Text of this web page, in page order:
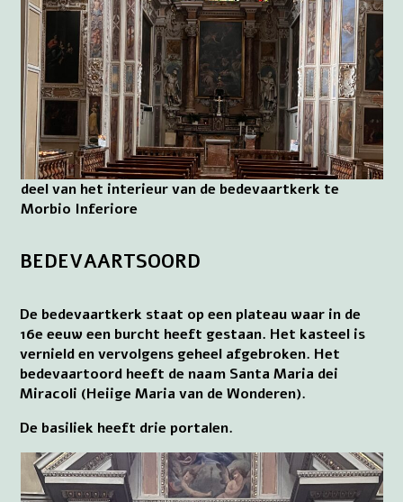
deel van het interieur van de bedevaartkerk te
Morbio Inferiore
BEDEVAARTSOORD
De bedevaartkerk staat op een plateau waar in de
16e eeuw een burcht heeft gestaan. Het kasteel is
vernield en vervolgens geheel afgebroken. Het
bedevaartoord heeft de naam Santa Maria dei
Miracoli (Heiige Maria van de Wonderen).
De basiliek heeft drie portalen.